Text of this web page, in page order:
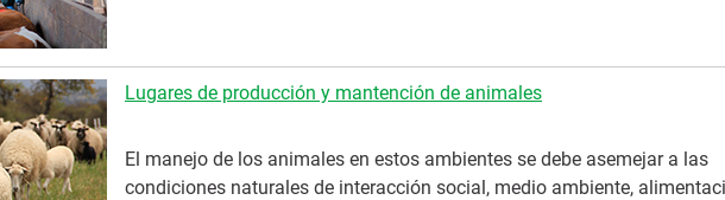
Lugares de producción y mantención de animales
El manejo de los animales en estos ambientes se debe asemejar a las
condiciones naturales de interacción social, medio ambiente,